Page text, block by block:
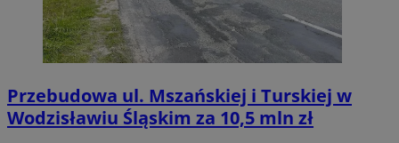
Przebudowa ul. Mszańskiej i Turskiej w
Wodzisławiu Śląskim za 10,5 mln zł